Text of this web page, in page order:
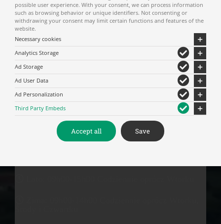
p.w. św. Jana Chrzciciela (pierwsza poł. XVII w.);
kaplica p.w. śww. Konstantego i Heleny (1789 r.),
a także św. Nektariusza.
W monasterze przechowywane są również
literackim: złote encykliki, patriarsze dokumenty
i różne pisma o wielkim znaczeniu historycznym;
rzadkie wydawnictwa (XV-XIX w.), przeno śne
rękodzieła do których należą: rzeźba w drewnie,
haft złotem, untensylia itp.
possible user experience. With your consent, we can process information
such as browsing behavior or unique identifiers. Not consenting or
withdrawing your consent may limit certain functions and features of the
website.
Necessary cookies
Analytics Storage
Ad Storage
Ad User Data
Ad Personalization
Third Party Embeds
Accept all Save